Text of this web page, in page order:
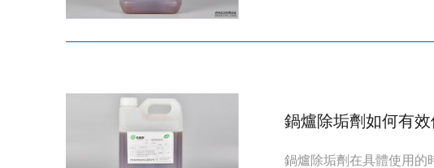
鍋爐除垢劑如何有效
鍋爐除垢劑在具體使用的